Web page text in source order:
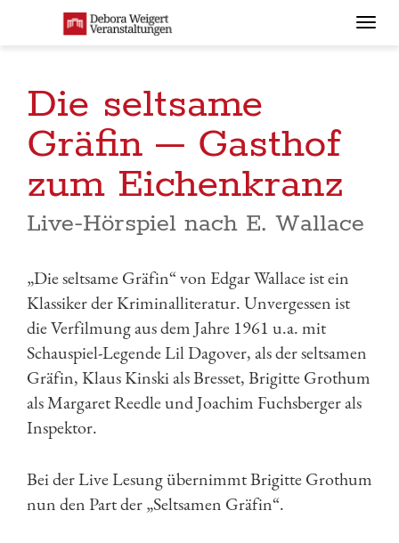
Die seltsame
Gräfin – Gasthof
zum Eichenkranz
Live-Hörspiel nach E. Wallace
„Die seltsame Gräfin“ von Edgar Wallace ist ein
Klassiker der Kriminalliteratur. Unvergessen ist
die Verfilmung aus dem Jahre 1961 u.a. mit
Schauspiel-Legende Lil Dagover, als der seltsamen
Gräfin, Klaus Kinski als Bresset, Brigitte Grothum
als Margaret Reedle und Joachim Fuchsberger als
Inspektor.
Bei der Live Lesung übernimmt Brigitte Grothum
nun den Part der „Seltsamen Gräfin“.